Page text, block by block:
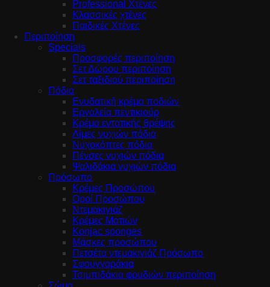
Professional Χτένες
Κλασσικές χτένες
Παιδικές Χτένες
Περιποίηση
Specials
Προσφορές περιποίηση
Σετ Δώρου περιποίηση
Σετ ταξιδιού περιποίηση
Πόδια
Ενυδατική κρέμα ποδιών
Εργαλεία πεντικιούρ
Κρέμα εντατικής θρέψης
Λίμες νυχιών πόδια
Νυχοκόπτες πόδια
Πένσες νυχιών πόδια
Ψαλιδάκια νυχιών πόδια
Πρόσωπο
Κρέμες Προσώπου
Οροί Προσώπου
Ντεμακιγιάζ
Κρέμες Ματιών
Konjac sponges
Μάσκες προσώπου
Πετσέτα ντεμακιγιάζ Πρόσωπο
Σφουγγαράκια
Τσιμπιδάκια φρυδιών περιποίηση